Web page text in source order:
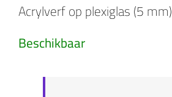
Acrylverf op plexiglas (5 mm)
Beschikbaar